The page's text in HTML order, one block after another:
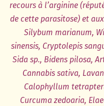
recours à l’arginine
de cette parasitose) et
Silybum marianum,
sinensis, Cryptolepis
Sida sp., Bidens pilosa,
Cannabis sativa,
Calophyllum
Curcuma zedoaria,